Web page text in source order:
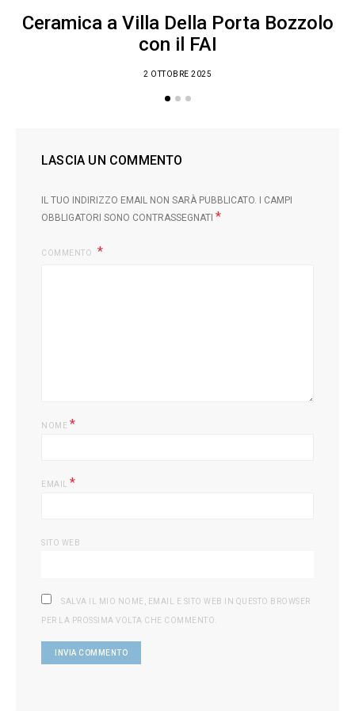
Ceramica a Villa Della Porta Bozzolo
con il FAI
2 OTTOBRE 2025
LASCIA UN COMMENTO
IL TUO INDIRIZZO EMAIL NON SARÀ PUBBLICATO.
I CAMPI
OBBLIGATORI SONO CONTRASSEGNATI *
COMMENTO
NOME *
EMAIL *
SITO WEB
SALVA IL MIO NOME, EMAIL E SITO WEB IN QUESTO BROWSER
PER LA PROSSIMA VOLTA CHE COMMENTO.